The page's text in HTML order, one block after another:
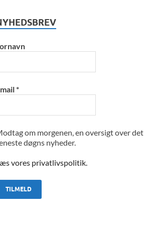
*
om morgenen, en oversigt over det
døgns nyheder.
vores privatlivspolitik.